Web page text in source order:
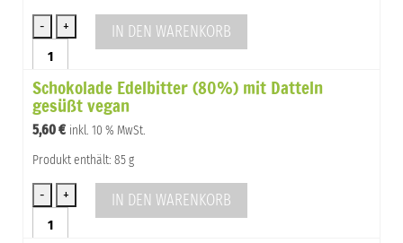
Haselnuss-
Schoko
Mus
mit
Datteln
gesüßt
IN DEN WARENKORB
Schokolade Edelbitter (80%) mit Datteln
gesüßt vegan
5,60€ inkl. 10 % MwSt.
Produkt enthält: 85 g
Schokolade
Edelbitter
IN DEN WARENKORB